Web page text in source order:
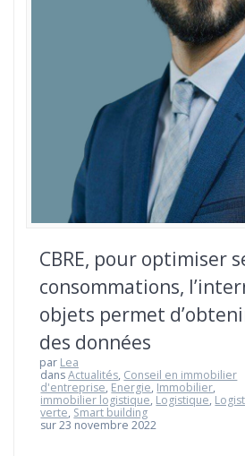
CBRE, pour optimiser
consommations,
objets permet
des données
par Lea
dansActualités, Conseil en immobilier
d'entreprise, Energie, Immobilier,
immobilier logistique, Logistique,
verte, Smart building
sur 23 novembre 2022